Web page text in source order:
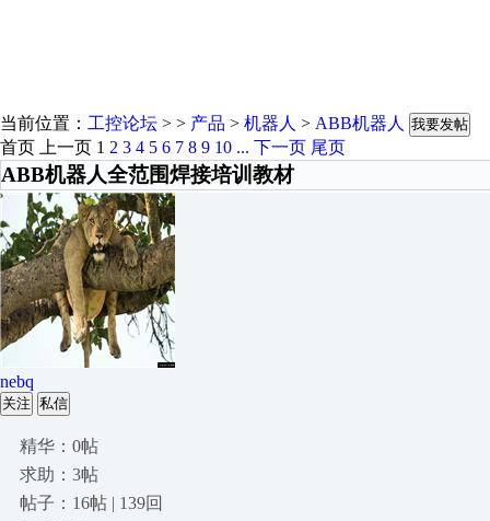
当前位置： 工控论坛 > > 产品 > 机器人 > ABB机器人 我要发帖
首页 上一页 1 2 3 4 5 6 7 8 9 10 ... 下一页 尾页
ABB机器人全范围焊接培训教材
nebq
关注 私信
精华：0帖
求助：3帖
帖子：16帖 | 139回